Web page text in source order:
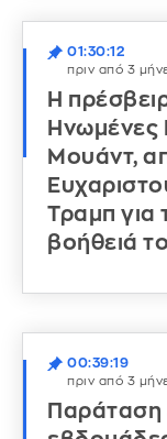
01:30:12
πριν από 3
Η
Ηνωμένες
Μουάντ,
Τραμπ για
βοήθειά
00:39:19
πριν από 3
Παράταση